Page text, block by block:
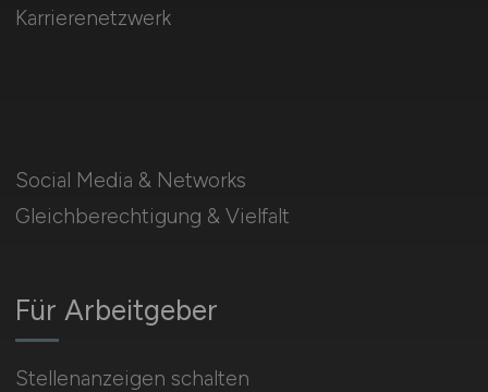
Social Media & Networks
Gleichberechtigung & Vielfalt
Für Arbeitgeber
Stellenanzeigen schalten
Karrierenetzwerk